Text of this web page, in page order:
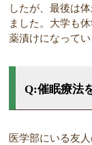
したが、最後は
ました。大学も
薬漬けになってい
Q:催眠療法
医学部にいる友